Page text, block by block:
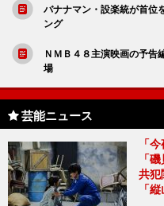
バナナマン・設楽統が首
ング
ＮＭＢ４８主演映画の予
場
芸能ニュース
「
「
共犯
「